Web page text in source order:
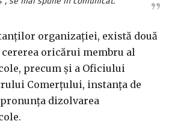
organizaţiei, există două
oricărui membru al
precum şi a Oficiului
Comerţului, instanţa de
dizolvarea